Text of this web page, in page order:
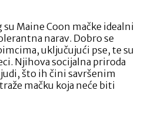
su Maine Coon mačke idealni
narav. Dobro se
uključujući pse, te su
Njihova socijalna priroda
što ih čini savršenim
mačku koja neće biti